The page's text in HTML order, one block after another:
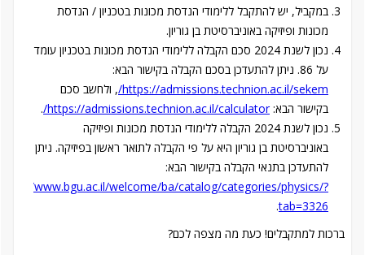
במקביל, יש להתקבל ללימודי הנדסת מכונות בטכניון / הנדסת
מכונות ופיזיקה באוניברסיטת בן גוריון.
נכון לשנת 2024 סכם הקבלה ללימודי הנדסת מכונות בטכניון עומד
על 86. ניתן להתעדכן בסכם הקבלה בקישור הבא:
https://admissions.technion.ac.il/sekem/ , ולחשב סכם
בקישור הבא:https://admissions.technion.ac.il/calculator/
.
נכון לשנת 2024 הקבלה ללימודי הנדסת מכונות ופיזיקה
באוניברסיטת בן גוריון היא על פי הקבלה לתואר ראשון בפיזיקה. ניתן
להתעדכן בתנאי הקבלה בקישור הבא:
www.bgu.ac.il/welcome/ba/catalog/categories/physics/?
tab=3326
.
ברכות למתקבלים! כעת מה מצפה לכם?